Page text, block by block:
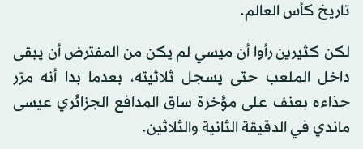
تاريخ كأس العالم.
لكن كثيرين رأوا أن ميسي لم يكن من المفترض أن يبقى
داخل الملعب حتى يسجل ثلاثيته، بعدما بدا أنه مرّر
حذاءه بعنف على مؤخرة ساق المدافع الجزائري عيسى
ماندي في الدقيقة الثانية والثلاثين.